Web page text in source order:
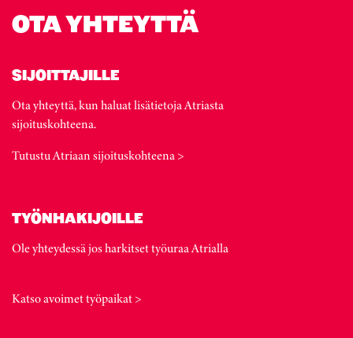
OTA YHTEYTTÄ
SIJOITTAJILLE
Ota yhteyttä, kun haluat lisätietoja Atriasta
sijoituskohteena.
Tutustu Atriaan sijoituskohteena >
TYÖNHAKIJOILLE
Ole yhteydessä jos harkitset työuraa Atrialla
Katso avoimet työpaikat >